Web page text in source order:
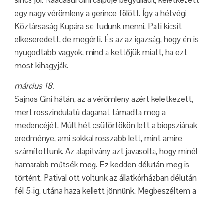
egy nagy vérömleny a gerince fölött. Így a hétvégi
Köztársaság Kupára se tudunk menni. Pati kicsit
elkeseredett, de megérti. És az az igazság, hogy én is
nyugodtabb vagyok, mind a kettőjük miatt, ha ezt
most kihagyják.
március 18.
Sajnos Gini hátán, az a vérömleny azért keletkezett,
mert rosszindulatú daganat támadta meg a
medencéjét. Múlt hét csütörtökön lett a biopsziának
eredménye, ami sokkal rosszabb lett, mint amire
számítottunk. Az alapítvány azt javasolta, hogy minél
hamarabb műtsék meg. Ez kedden délután meg is
történt. Patival ott voltunk az állatkórházban délután
fél 5-ig, utána haza kellett jönnünk. Megbeszéltem a